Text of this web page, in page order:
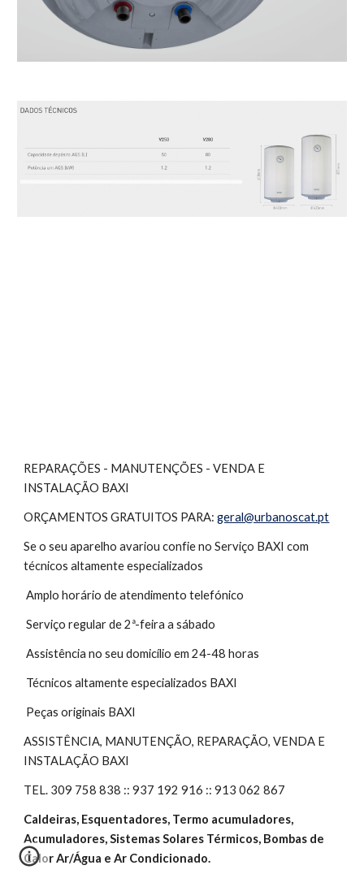
REPARAÇÕES - MANUTENÇÕES - VENDA E
INSTALAÇÃO BAXI
ORÇAMENTOS GRATUITOS PARA: geral@urbanoscat.pt
Se o seu aparelho avariou confie no Serviço BAXI com
técnicos altamente especializados
Amplo horário de atendimento telefónico
Serviço regular de 2ª-feira a sábado
Assistência no seu domicílio em 24-48 horas
Técnicos altamente especializados BAXI
Peças originais BAXI
ASSISTÊNCIA, MANUTENÇÃO, REPARAÇÃO, VENDA E
INSTALAÇÃO BAXI
TEL. 309 758 838 :: 937 192 916 :: 913 062 867
Caldeiras, Esquentadores, Termo acumuladores,
Acumuladores, Sistemas Solares Térmicos, Bombas de
Calor Ar/Água e Ar Condicionado.